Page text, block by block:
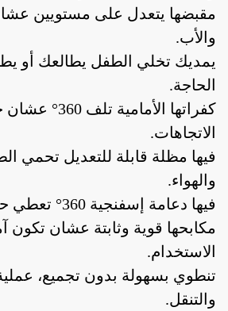
أدوات منزلية
أدوات منزلية
أدوات يدوية
أدوات يدوية
مقبضها يتعدل على مستويين
والأب.
يمديك تخلي الطفل يطالعك أو
الحاجة.
كفراتها
الاتجاهات.
فيها مظلة قابلة للتعديل
والهواء.
فيها دعامة إسفنجية 360° تعطي حماية أكثر للطفل.
مكابحها قوية وثابتة عشان تكون
الاستخدام.
تنطوي بسهولة بدون تجميع،
والتنقل.